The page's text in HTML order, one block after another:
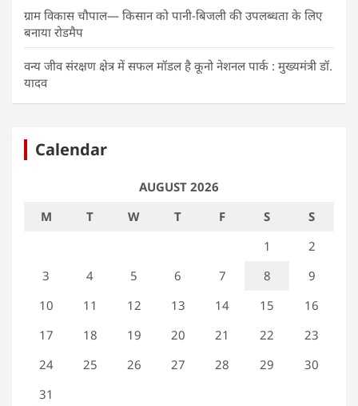
ग्राम विकास चौपाल— किसान को पानी-बिजली की उपलब्धता के लिए
बनाया रोडमैप
वन्य जीव संरक्षण क्षेत्र में सफल मॉडल है कूनो नेशनल पार्क : मुख्यमंत्री डॉ.
यादव
Calendar
AUGUST 2026
M
T W T F S
S
1
2
3
4 5 6 7 8
9
10
11 12 13 14 15
16
17
18 19 20 21 22
23
24
25 26 27 28 29
30
31